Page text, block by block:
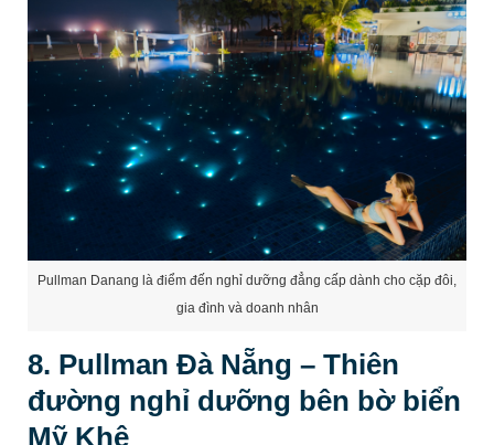
Pullman Danang là điểm đến nghỉ dưỡng đẳng cấp dành cho cặp đôi,
gia đình và doanh nhân
8. Pullman Đà Nẵng – Thiên
đường nghỉ dưỡng bên bờ biển
dưỡng đẳng cấp, hệ thống tiện ích 5 sao đa dạng và
chất lượng dịch vụ chuyên nghiệp, xứng đáng là một
lựa chọn hàng đầu cho những ai tìm kiếm một kỳ nghỉ